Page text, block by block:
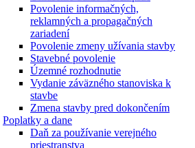
Povolenie informačných,
reklamných a propagačných
zariadení
Povolenie zmeny užívania stavby
Stavebné povolenie
Územné rozhodnutie
Vydanie záväzného stanoviska k
stavbe
Zmena stavby pred dokončením
Poplatky a dane
Daň za používanie verejného
priestranstva